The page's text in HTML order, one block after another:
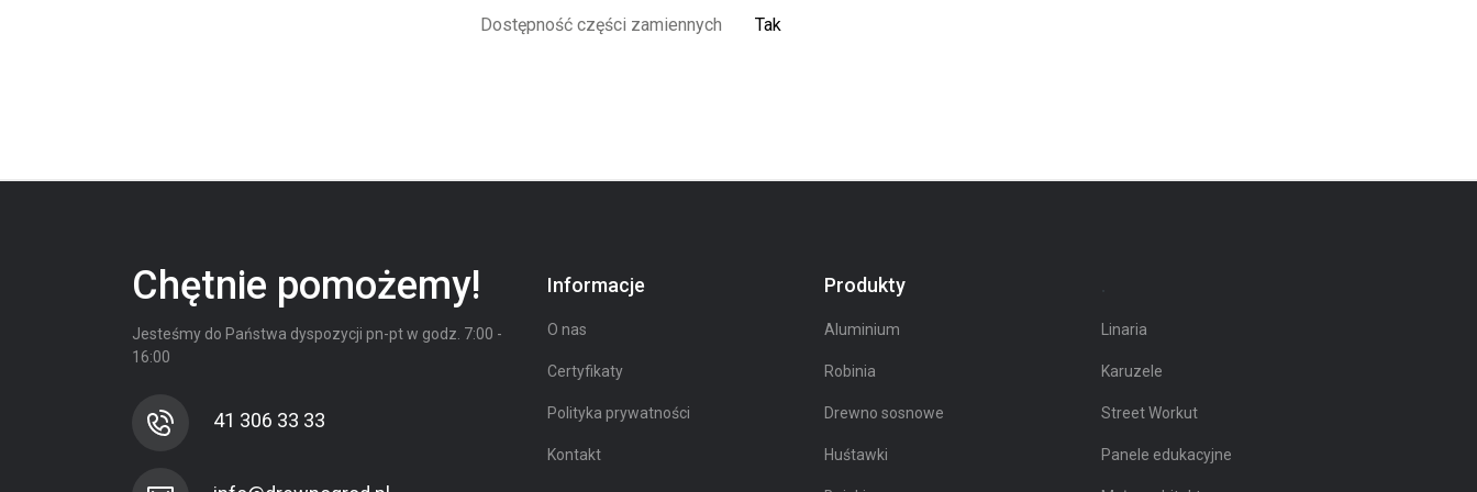
Dostępność części zamiennych Tak
Chętnie pomożemy!
Jesteśmy do Państwa dyspozycji pn-pt w godz. 7:00 -
16:00
41 306 33 33
Informacje
O nas
Certyfikaty
Polityka prywatności
Kontakt
Produkty
Aluminium
Robinia
Drewno sosnowe
Huśtawki
Linaria
Karuzele
Street Workut
Panele edukacyjne